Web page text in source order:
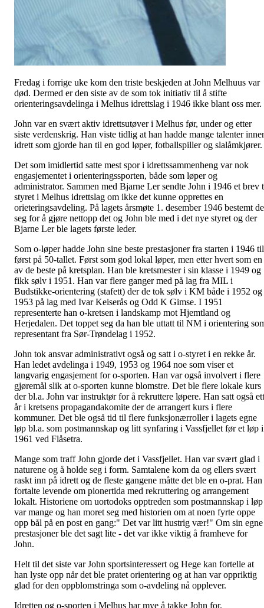
Fredag i forrige uke kom den triste beskjeden at John Melhuus var
død. Dermed er den siste av de som tok initiativ til å stifte
orienteringsavdelinga i Melhus idrettslag i 1946 ikke blant oss mer.
John var en svært aktiv idrettsutøver i Melhus før, under og etter
siste verdenskrig. Han viste tidlig at han hadde mange talenter
idrett som gjorde han til en god løper, fotballspiller og slalåmkjører.
Det som imidlertid satte mest spor i idrettssammenheng var nok
engasjementet i orienteringssporten, både som løper og
administrator. Sammen med Bjarne Ler sendte John i 1946 et brev
styret i Melhus idrettslag om ikke det kunne opprettes en
orieteringsavdeling. På lagets årsmøte 1. desember 1946 bestemt de
seg for å gjøre nettopp det og John ble med i det nye styret og der
Bjarne Ler ble lagets første leder.
Som o-løper hadde John sine beste prestasjoner fra starten i 1946 til
først på 50-tallet. Først som god lokal løper, men etter hvert som en
av de beste på kretsplan. Han ble kretsmester i sin klasse i 1949 og
fikk sølv i 1951. Han var flere ganger med på lag fra MIL i
Budstikke-orientering (stafett) der de tok sølv i KM både i 1952 og
1953 på lag med Ivar Keiserås og Odd K Gimse. I 1951
representerte han o-kretsen i landskamp mot Hjemtland og
Herjedalen. Det toppet seg da han ble uttatt til NM i orientering
representant fra Sør-Trøndelag i 1952.
John tok ansvar administrativt også og satt i o-styret i en rekke år.
Han ledet avdelinga i 1949, 1953 og 1964 noe som viser et
langvarig engasjement for o-sporten. Han var også involvert i flere
gjøremål slik at o-sporten kunne blomstre. Det ble flere lokale kurs
der bl.a. John var instruktør for å rekruttere løpere. Han satt også ett
år i kretsens propagandakomite der de arrangert kurs i flere
kommuner. Det ble også tid til flere funksjonærroller i lagets egne
løp bl.a. som postmannskap og litt synfaring i Vassfjellet før et løp i
1961 ved Flåsetra.
Mange som traff John gjorde det i Vassfjellet. Han var svært glad i
naturene og å holde seg i form. Samtalene kom da og ellers svært
raskt inn på idrett og de fleste gangene måtte det ble en o-prat. Han
fortalte levende om pionertida med rekruttering og arrangement
lokalt. Historiene om uortodoks opptreden som postmannskap i løp
var mange og han moret seg med historien om at noen fyrte oppe
opp bål på en post en gang:" Det var litt hustrig vær!" Om sin egne
prestasjoner ble det sagt lite - det var ikke viktig å framheve for
John.
Helt til det siste var John sportsinteressert og Hege kan fortelle at
han lyste opp når det ble pratet orientering og at han var oppriktig
glad for den oppblomstringa som o-avdeling nå opplever.
Idretten og o-sporten i Melhus har mye å takke John for.